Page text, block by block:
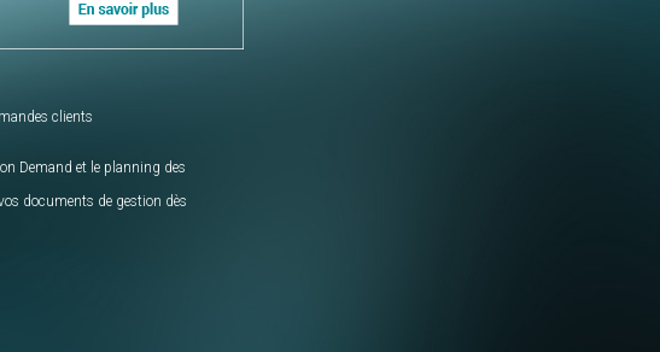
clients
Demand et le planning des
documents de gestion dès